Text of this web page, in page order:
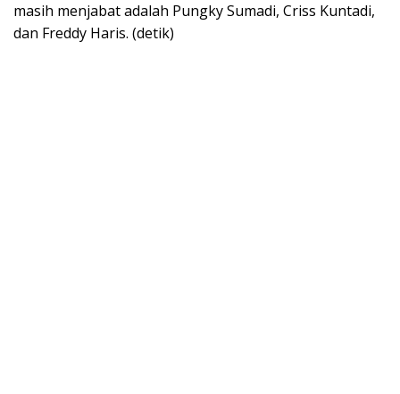
masih menjabat adalah Pungky Sumadi, Criss Kuntadi,
dan Freddy Haris. (detik)